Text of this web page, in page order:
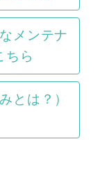
メンテナ
ちら
とは？）